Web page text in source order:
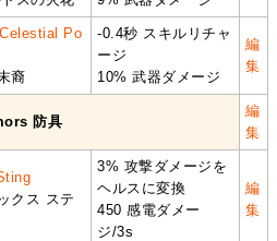
Po
裔
-0.4秒 スキルリチャ
ージ
10% 武器ダメージ
編
集
防具
編
集
クス ステ
3% 攻撃ダメージを
ヘルスに変換
450 感電ダメー
ジ/3s
編
集